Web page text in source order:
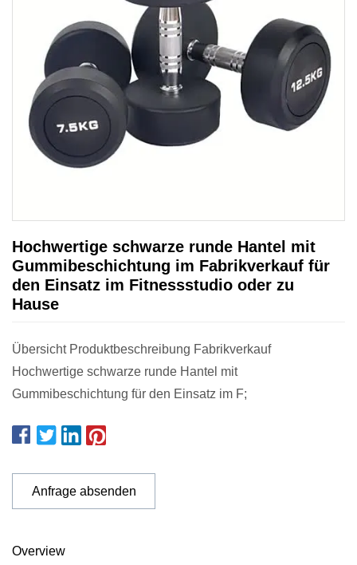
Hochwertige schwarze runde Hantel mit
Gummibeschichtung im Fabrikverkauf für
den Einsatz im Fitnessstudio oder zu
Hause
Übersicht Produktbeschreibung Fabrikverkauf
Hochwertige schwarze runde Hantel mit
Gummibeschichtung für den Einsatz im F;
Anfrage absenden
Overview